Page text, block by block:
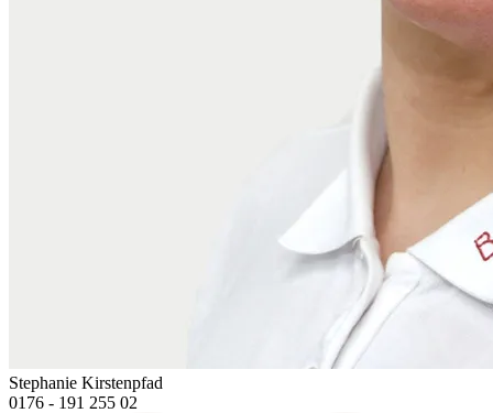
Stephanie Kirstenpfad
0176 - 191 255 02